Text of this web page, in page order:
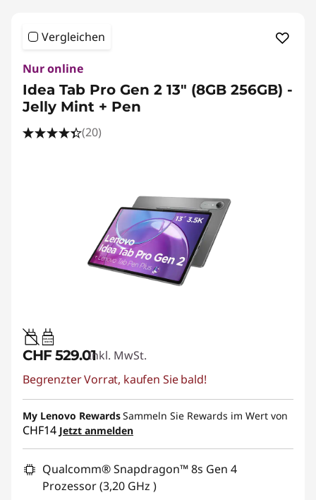
Vergleichen
Nur online
Idea Tab Pro Gen 2 13" (8GB 256GB) -
Jelly Mint + Pen
(20)
20W-60W
USB PD
CHF 529.01Inkl. MwSt.
Begrenzter Vorrat, kaufen Sie bald!
My Lenovo RewardsSammeln Sie Rewards im Wert von
CHF14 Jetzt anmelden
Qualcomm® Snapdragon™ 8s Gen 4
Prozessor (3,20 GHz )